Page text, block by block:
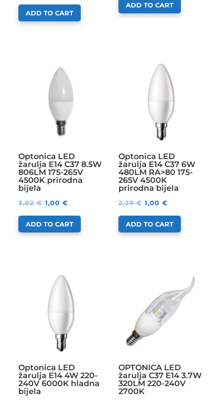
ADD TO CART
ADD TO CART
Optonica LED
žarulja E14 C37 8.5W
806LM 175-265V
4500K prirodna
bijela
3,02€ 1,00€
ADD TO CART
Optonica LED
žarulja E14 C37 6W
480LM RA>80 175-
265V 4500K
prirodna bijela
2,29€ 1,00 €
ADD TO CART
Optonica LED
žarulja E14 4W 220-
240V 6000K hladna
bijela
OPTONICA LED
žarulja C37 E14 3.7W
320LM 220-240V
2700K